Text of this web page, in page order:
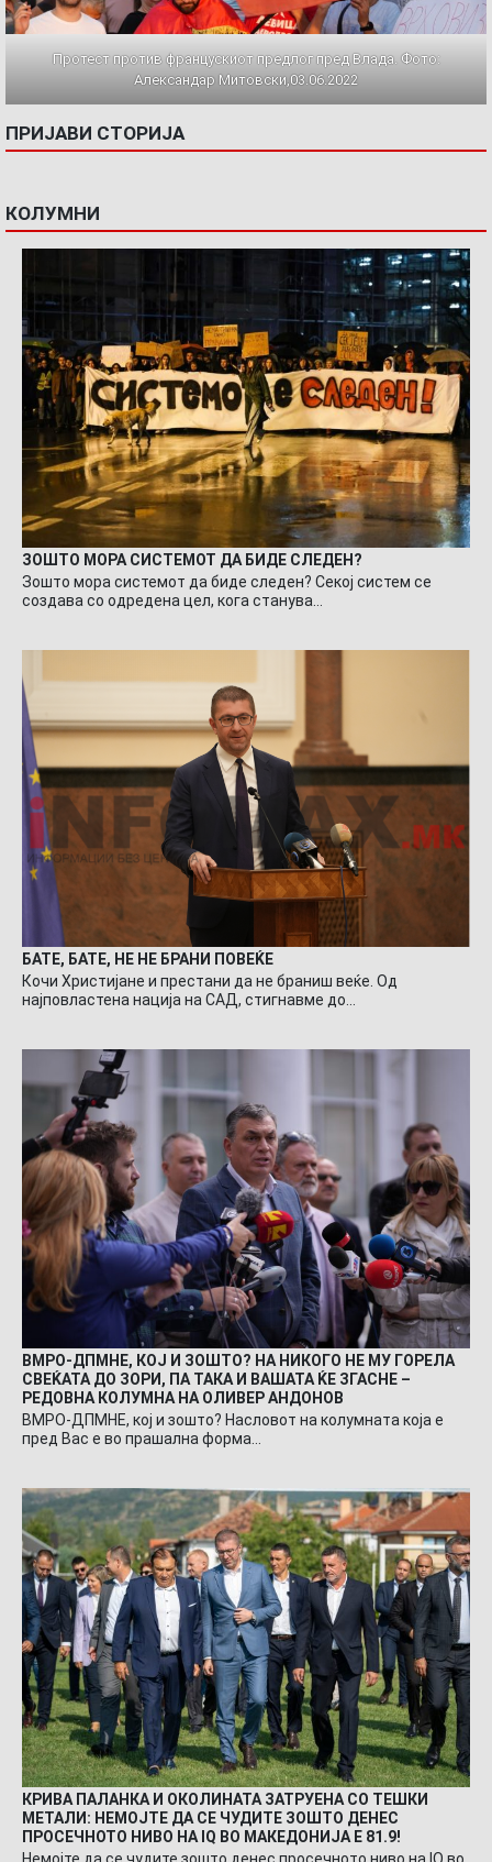
Протест против францускиот предлог пред Влада. Фото:
Александар Митовски,03.06.2022
ПРИЈАВИ СТОРИЈА
КОЛУМНИ
ЗОШТО МОРА СИСТЕМОТ ДА БИДЕ СЛЕДЕН?
Зошто мора системот да биде следен? Секој систем се
создава со одредена цел, кога станува…
БАТЕ, БАТЕ, НЕ НЕ БРАНИ ПОВЕЌЕ
Кочи Христијане и престани да не браниш веќе. Од
најповластена нација на САД, стигнавме до…
ВМРО-ДПМНЕ, КОЈ И ЗОШТО? НА НИКОГО НЕ МУ ГОРЕЛА
СВЕЌАТА ДО ЗОРИ, ПА ТАКА И ВАШАТА ЌЕ ЗГАСНЕ –
РЕДОВНА КОЛУМНА НА ОЛИВЕР АНДОНОВ
ВМРО-ДПМНЕ, кој и зошто? Насловот на колумната која е
пред Вас е во прашална форма…
КРИВА ПАЛАНКА И ОКОЛИНАТА ЗАТРУЕНА СО ТЕШКИ
МЕТАЛИ: НЕМОЈТЕ ДА СЕ ЧУДИТЕ ЗОШТО ДЕНЕС
ПРОСЕЧНОТО НИВО НА IQ ВО МАКЕДОНИЈА Е 81.9!